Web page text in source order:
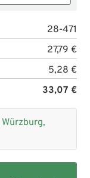
28-471
27,79 €
5,28 €
33,07 €